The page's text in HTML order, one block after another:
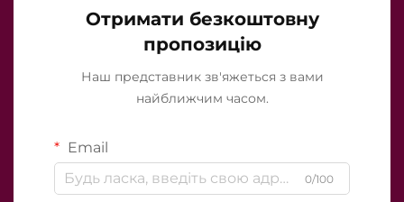
Отримати безкоштовну
пропозицію
Наш представник зв'яжеться з вами
найближчим часом.
Email
0/100